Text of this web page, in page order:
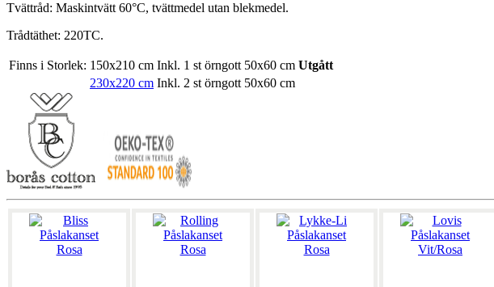
Tvättråd: Maskintvätt 60°C, tvättmedel utan blekmedel.
Trådtäthet: 220TC.
Finns i Storlek: 150x210 cm Inkl. 1 st örngott 50x60 cm Utgått
230x220 cm Inkl. 2 st örngott 50x60 cm